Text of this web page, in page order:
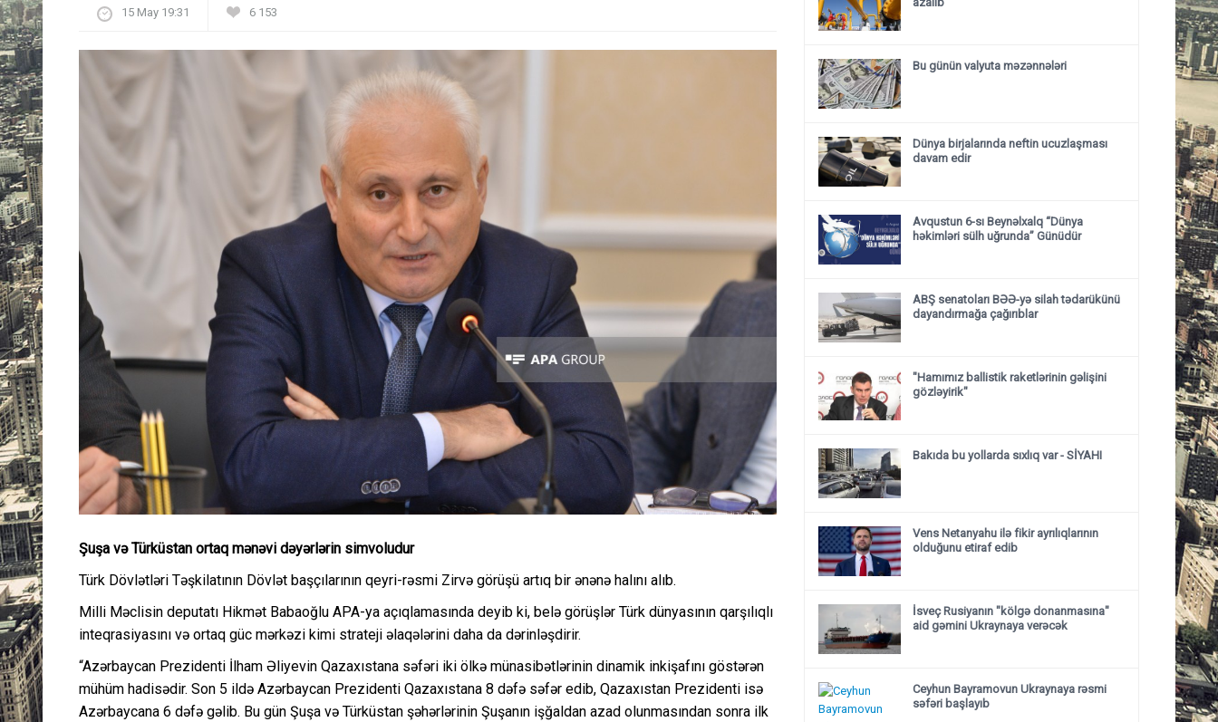
15 May 19:31 6 153
Şuşa və Türküstan ortaq mənəvi dəyərlərin simvoludur
Türk Dövlətləri Təşkilatının Dövlət başçılarının qeyri-rəsmi Zirvə görüşü artıq bir ənənə halını alıb.
Milli Məclisin deputatı Hikmət Babaoğlu APA-ya açıqlamasında deyib ki, belə görüşlər Türk dünyasının qarşılıqlı
inteqrasiyasını və ortaq güc mərkəzi kimi strateji əlaqələrini daha da dərinləşdirir.
“Azərbaycan Prezidenti İlham Əliyevin Qazaxıstana səfəri iki ölkə münasibətlərinin dinamik inkişafını göstərən
mühüm hadisədir. Son 5 ildə Azərbaycan Prezidenti Qazaxıstana 8 dəfə səfər edib, Qazaxıstan Prezidenti isə
Azərbaycana 6 dəfə gəlib. Bu gün Şuşa və Türküstan şəhərlərinin Şuşanın işğaldan azad olunmasından sonra ilk
Bu günün valyuta məzənnələri
Dünya birjalarında neftin ucuzlaşması
davam edir
Avqustun 6-sı Beynəlxalq “Dünya
həkimləri sülh uğrunda” Günüdür
ABŞ senatoları BƏƏ-yə silah tədarükünü
dayandırmağa çağırıblar
"Hamımız ballistik raketlərinin gəlişini
gözləyirik"
Bakıda bu yollarda sıxlıq var - SİYAHI
Vens Netanyahu ilə fikir ayrılıqlarının
olduğunu etiraf edib
İsveç Rusiyanın "kölgə donanmasına"
aid gəmini Ukraynaya verəcək
Ceyhun Bayramovun Ukraynaya rəsmi
səfəri başlayıb